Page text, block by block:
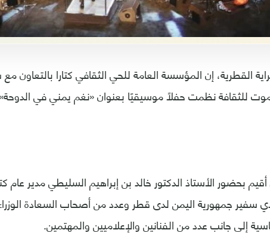
القطرية، إن المؤسسة العامة للحي الثقافي كتارا بالتعاون
للثقافة نظمت حفلًا موسيقيًا بعنوان «نغم يمني في
بحضور الأستاذ الدكتور خالد بن إبراهيم السليطي مدير عام
سفير جمهورية اليمن لدى قطر وعدد من أصحاب السعادة
إلى جانب عدد من الفنانين والإعلاميين والمهتمين.